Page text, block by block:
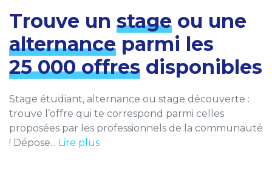
Trouve un stage ou une
alternance parmi les
25 000 offres disponibles
Stage étudiant, alternance ou stage découverte :
trouve l’offre qui te correspond parmi celles
proposées par les professionnels de la communauté
! Dépose... Lire plus